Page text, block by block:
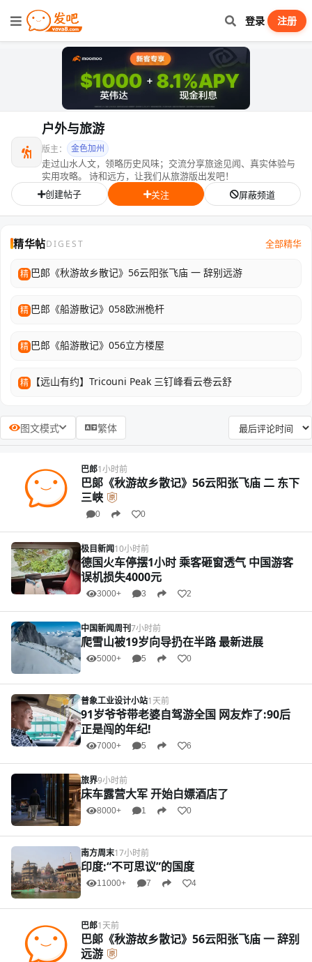
登录 注册
户外与旅游
版主： 金色加州
走过山水人文，领略历史风味；交流分享旅途见闻、真实体验与
实用攻略。 诗和远方，让我们从旅游版出发吧！
创建帖子
关注 屏蔽频道
精华帖DIGEST 全部精华
精 巴郞《秋游故乡散记》56云阳张飞庙 一 辞别远游
精 巴郎《船游散记》058欧洲桅杆
精 巴郎《船游散记》056立方楼屋
精 【远山有约】Tricouni Peak 三钉峰看云卷云舒
图文模式 繁体
巴郎1小时前
巴郞《秋游故乡散记》56云阳张飞庙 二 东下
三峡
0 0
极目新闻10小时前
德国火车停摆1小时 乘客砸窗透气 中国游客
误机损失4000元
3000+ 3 2
中国新闻周刊7小时前
爬雪山被19岁向导扔在半路 最新进展
5000+ 5 0
普象工业设计小站1天前
91岁爷爷带老婆自驾游全国 网友炸了:90后
正是闯的年纪!
7000+ 5 6
旅界9小时前
床车露营大军 开始白嫖酒店了
8000+ 1 0
南方周末17小时前
印度:“不可思议”的国度
11000+ 7 4
巴郎1天前
巴郞《秋游故乡散记》56云阳张飞庙 一 辞别
远游